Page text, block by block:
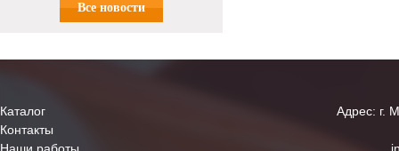
Все новости
Каталог
Контакты
Адрес: г.